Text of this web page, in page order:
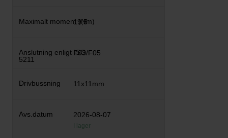
19,5
F03/F05
11x11mm
2026-08-07
I lager